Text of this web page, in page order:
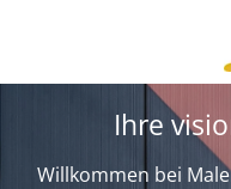
springen
Ihre
Willkommen bei